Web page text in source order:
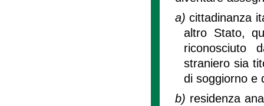
a)cittadinanza
altro Stato,
riconosciuto
straniero sia
di soggiorno e
b) residenza